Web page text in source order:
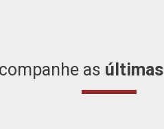
as últimas